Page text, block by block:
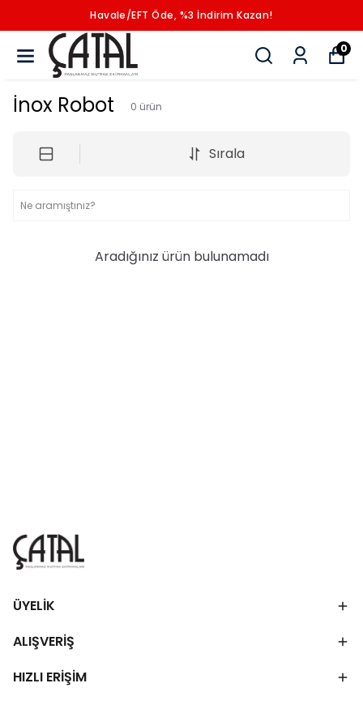
Havale/EFT Öde, %3 İndirim Kazan!
0
İnox Robot 0 ürün
Sırala
Aradığınız ürün bulunamadı
ÜYELİK
ALIŞVERİŞ
HIZLI ERİŞİM